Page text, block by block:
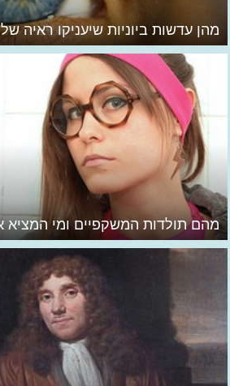
מהן עדשות ביוניות שיעניקו ראיה
מהם תולדות המשקפיים ומי המציא